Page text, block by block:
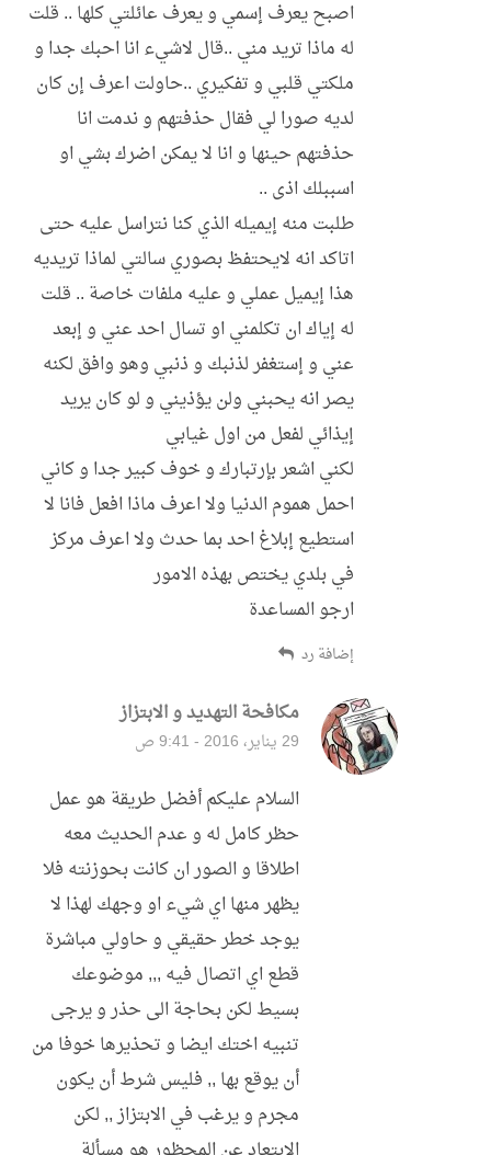
اصبح يعرف إسمي و يعرف عائلتي كلها .. قلت
له ماذا تريد مني ..قال لاشيء انا احبك جدا و
ملكتي قلبي و تفكيري ..حاولت اعرف إن كان
لديه صورا لي فقال حذفتهم و ندمت انا
حذفتهم حينها و انا لا يمكن اضرك بشي او
اسببلك اذى ..
طلبت منه إيميله الذي كنا نتراسل عليه حتى
اتاكد انه لايحتفظ بصوري سالتي لماذا تريديه
هذا إيميل عملي و عليه ملفات خاصة .. قلت
له إياك ان تكلمني او تسال احد عني و إبعد
عني و إستغفر لذنبك و ذنبي وهو وافق لكنه
يصر انه يحبني ولن يؤذيني و لو كان يريد
إيذائي لفعل من اول غيابي
لكني اشعر بإرتبارك و خوف كبير جدا و كاني
احمل هموم الدنيا ولا اعرف ماذا افعل فانا لا
استطيع إبلاغ احد بما حدث ولا اعرف مركز
في بلدي يختص بهذه الامور
ارجو المساعدة
مكافحة التهديد و الابتزازقال:
29 يناير، 2016 - 9:41 ص
السلام عليكم أفضل طريقة هو عمل
حظر كامل له و عدم الحديث معه
اطلاقا و الصور ان كانت بحوزنته فلا
يظهر منها اي شيء او وجهك لهذا لا
يوجد خطر حقيقي و حاولي مباشرة
قطع اي اتصال فيه ,,, موضوعك
بسيط لكن بحاجة الى حذر و يرجى
تنبيه اختك ايضا و تحذيرها خوفا من
أن يوقع بها ,, فليس شرط أن يكون
مجرم و يرغب في الابتزاز ,, لكن